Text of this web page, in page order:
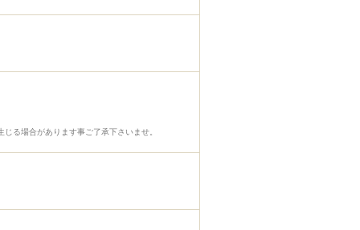
る場合があります事ご了承下さいませ。